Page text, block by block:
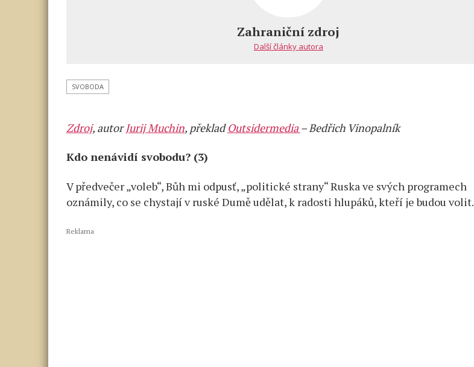
Zahraniční zdroj
Další články autora
SVOBODA
Zdroj, autorJurij Muchin, překladOutsidermedia– Bedřich Vinopalník
Kdo nenávidí svobodu? (3)
V předvečer „voleb“, Bůh mi odpusť, „politické strany“ Ruska ve svých programech
oznámily, co se chystají v ruské Dumě udělat, k radosti hlupáků, kteří je budou volit.
Reklama